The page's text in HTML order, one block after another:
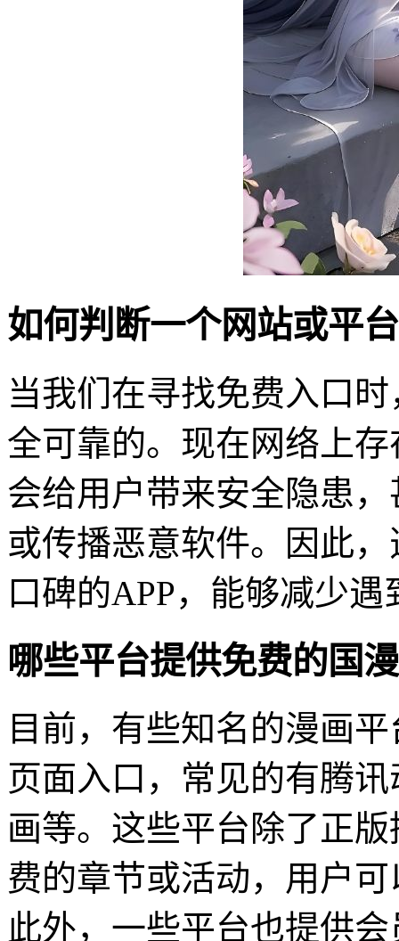
如何判断一个网站或平
当我们在寻找免费入口
全可靠的。现在网络上
会给用户带来安全隐患
或传播恶意软件。因此
口碑的APP，能够减少
哪些平台提供免费的国
目前，有些知名的漫画
页面入口，常见的有腾
画等。这些平台除了正
费的章节或活动，用户
此外，一些平台也提供